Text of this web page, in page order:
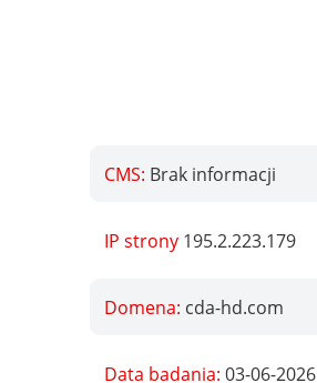
CMS: Brak informacji
IP strony 195.2.223.179
Domena: cda-hd.com
Data badania:03-06-2026